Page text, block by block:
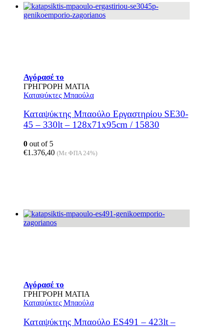
Αγόρασέ το
ΓΡΗΓΡΟΡΗ ΜΑΤΙΑ
Καταψύκτες Μπαούλα
Καταψύκτης Μπαούλο Εργαστηρίου SE30-
45 – 330lt – 128x71x95cm / 15830
0 out of 5
€1.376,40 (Με ΦΠΑ 24%)
Αγόρασέ το
ΓΡΗΓΡΟΡΗ ΜΑΤΙΑ
Καταψύκτες Μπαούλα
Καταψύκτης Μπαούλο ES491 – 423lt –